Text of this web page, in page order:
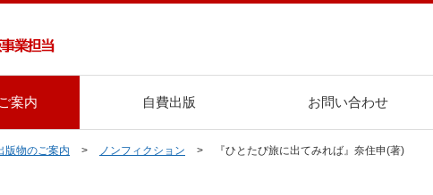
案内 自費出版 お問い合わせ
版物のご案内 ノンフィクション 『ひとたび旅に出てみれば』奈住申(著)